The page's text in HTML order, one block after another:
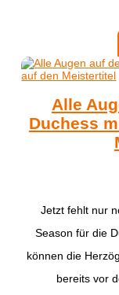
Alle
Duchess
Jetzt fehlt nur
Season für die
können die
bereits vor